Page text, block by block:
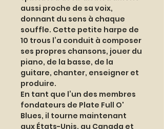
aussi proche de sa voix,
donnant du sens à chaque
souffle. Cette petite harpe de
10 trous l’a conduit à composer
ses propres chansons, jouer du
piano, de la basse, de la
guitare, chanter, enseigner et
produire.
En tant que l’un des membres
fondateurs de Plate Full O'
Blues, il tourne maintenant
aux États-Unis, au Canada et